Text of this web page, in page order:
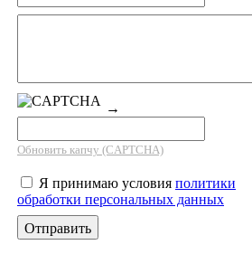
→
Обновить капчу (CAPTCHA)
Я принимаю условия политики
обработки персональных данных